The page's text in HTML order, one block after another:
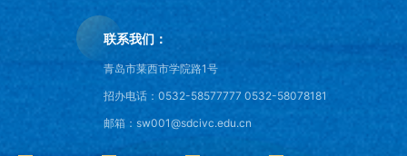
联系我们：
青岛市莱西市学院路1号
招办电话：0532-58577777 0532-58078181
邮箱：sw001@sdcivc.edu.cn